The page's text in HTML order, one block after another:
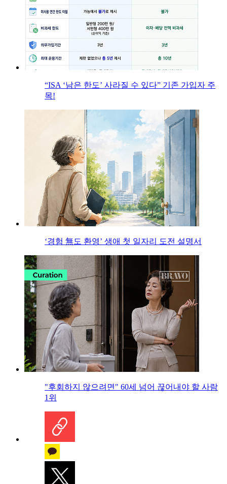
“ISA ‘남은 한도’ 사라질 수 있다” 기존 가입자 주
목!
‘경험 無도 환영’ 생애 첫 일자리 도전 설명서
"후회하지 않으려면" 60세 넘어 끊어내야 할 사람
1위